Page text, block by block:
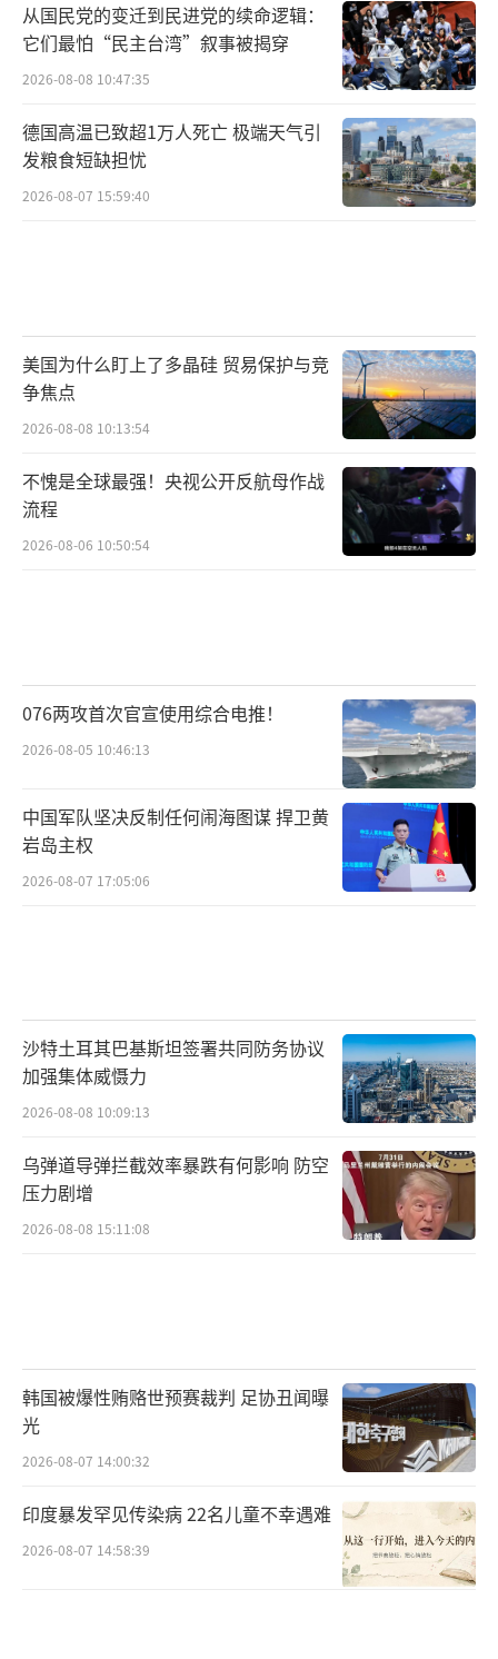
从国民党的变迁到民进党的续命逻辑：
它们最怕“民主台湾”叙事被揭穿
2026-08-08 10:47:35
德国高温已致超1万人死亡 极端天气引
发粮食短缺担忧
2026-08-07 15:59:40
美国为什么盯上了多晶硅 贸易保护与竞
争焦点
2026-08-08 10:13:54
不愧是全球最强！央视公开反航母作战
流程
2026-08-06 10:50:54
076两攻首次官宣使用综合电推！
2026-08-05 10:46:13
中国军队坚决反制任何闹海图谋 捍卫黄
岩岛主权
2026-08-07 17:05:06
沙特土耳其巴基斯坦签署共同防务协议
加强集体威慑力
2026-08-08 10:09:13
乌弹道导弹拦截效率暴跌有何影响 防空
压力剧增
2026-08-08 15:11:08
韩国被爆性贿赂世预赛裁判 足协丑闻曝
光
2026-08-07 14:00:32
印度暴发罕见传染病 22名儿童不幸遇难
2026-08-07 14:58:39